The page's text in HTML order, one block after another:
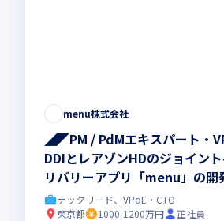
menu株式会社
◢◤PM / PdMエキスパート・
DDIとレアゾンHDのジョイン
リバリーアプリ「menu」の開
限定福利厚生あり
テックリード、VPoE・CTO
東京都
1000-1200万円
正社員